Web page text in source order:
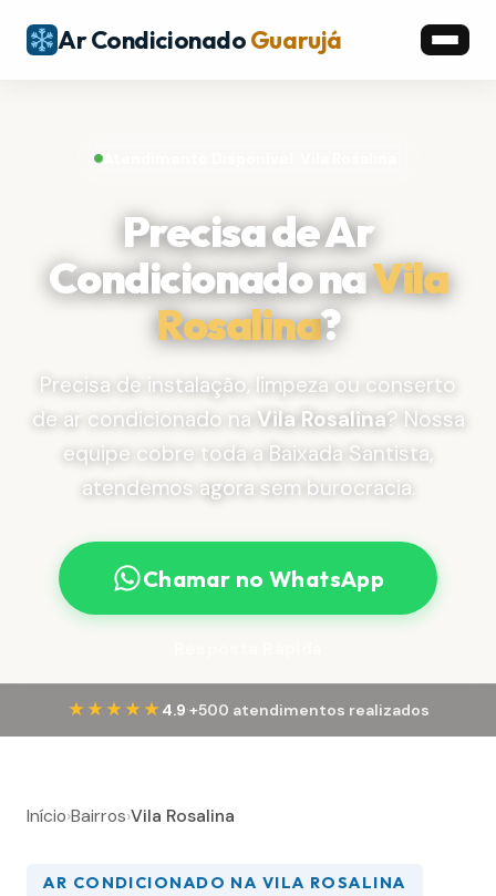
Ar CondicionadoGuarujá
Atendimento Disponível: Vila Rosalina
Precisa de Ar
Condicionado naVila
Rosalina?
Precisa de instalação, limpeza ou conserto
de ar condicionado na Vila Rosalina? Nossa
equipe cobre toda a Baixada Santista,
atendemos agora sem burocracia.
Chamar no WhatsApp
★★★★★ 4.9·+500 atendimentos realizados
Início›Bairros›Vila Rosalina
AR CONDICIONADO NA VILA ROSALINA